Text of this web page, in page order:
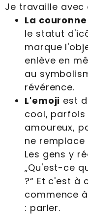
Je travaille avec
La couronne
le statut
marque
enlève en
au
révérence.
L'emoji est
cool,
amoureux,
ne remplace
Les gens y
„Qu'est-ce
?“ Et c'est à
commence
: parler.